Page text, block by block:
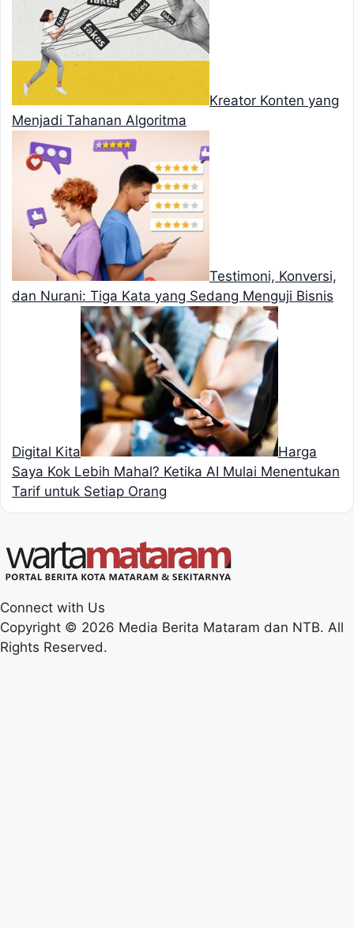
Kreator Konten yang
Menjadi Tahanan Algoritma
Testimoni, Konversi,
dan Nurani: Tiga Kata yang Sedang Menguji Bisnis
Digital Kita
Harga
Saya Kok Lebih Mahal? Ketika AI Mulai Menentukan
Tarif untuk Setiap Orang
Connect with Us
Copyright © 2026 Media Berita Mataram dan NTB. All
Rights Reserved.